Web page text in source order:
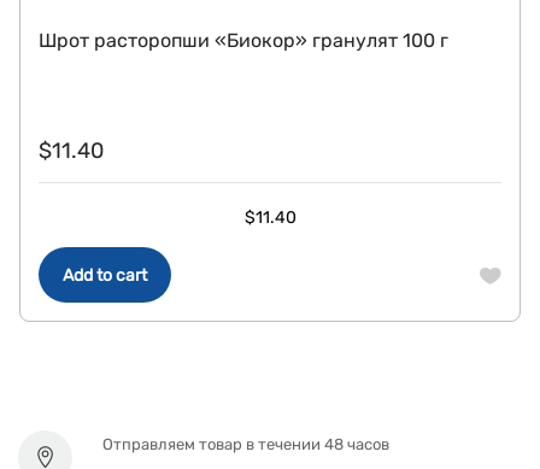
Add to cart
Шрот расторопши «Биокор» гранулят 100 г
$11.40
$11.40
Отправляем товар в течении 48 часов